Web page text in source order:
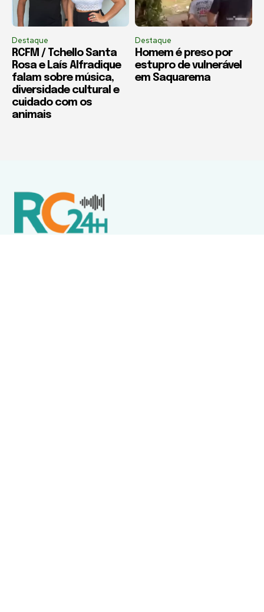
Destaque
RCFM / Tchello Santa
Rosa e Laís Alfradique
falam sobre música,
diversidade cultural e
cuidado com os
animais
Destaque
Homem é preso por
estupro de vulnerável
em Saquarema